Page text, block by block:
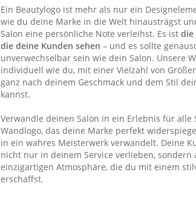
Ein Beautylogo ist mehr als nur ein
wie du deine Marke in die Welt hinausträgst
Salon eine persönliche Note verleihst. Es ist die
die deine Kunden sehen – und es sollte
unverwechselbar sein wie dein Salon. Unsere
individuell wie du, mit einer Vielzahl von
ganz nach deinem Geschmack und dem Stil
kannst.
Verwandle deinen Salon in ein Erlebnis für alle
Wandlogo, das deine Marke perfekt
in ein wahres Meisterwerk verwandelt. Deine
nicht nur in deinem Service verlieben, sondern
einzigartigen Atmosphäre, die du mit einem
erschaffst.